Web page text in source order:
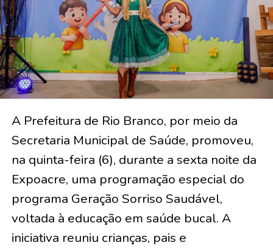
A Prefeitura de Rio Branco, por meio da
Secretaria Municipal de Saúde, promoveu,
na quinta-feira (6), durante a sexta noite da
Expoacre, uma programação especial do
programa Geração Sorriso Saudável,
voltada à educação em saúde bucal. A
iniciativa reuniu crianças, pais e